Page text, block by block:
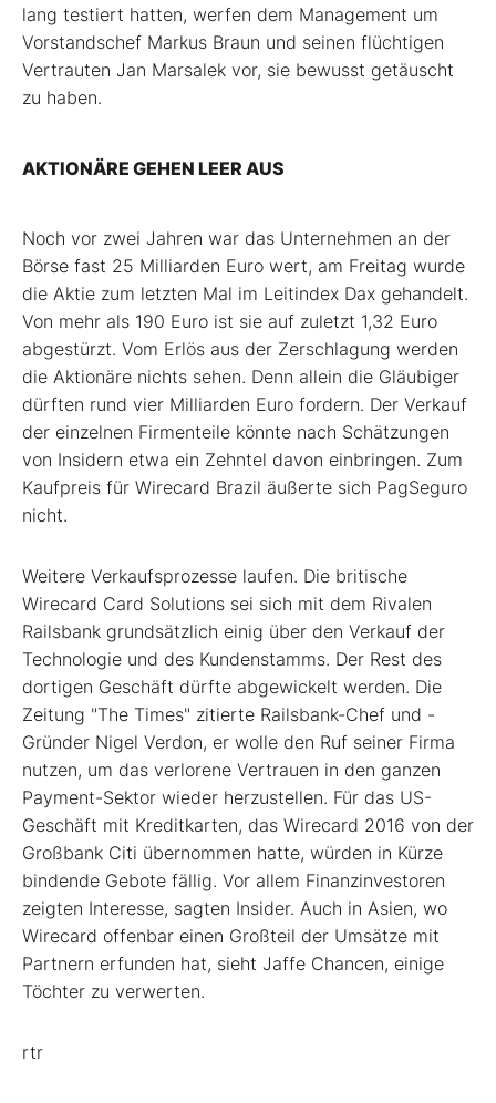
lang testiert hatten, werfen dem Management um
Vorstandschef Markus Braun und seinen flüchtigen
Vertrauten Jan Marsalek vor, sie bewusst getäuscht
zu haben.
AKTIONÄRE GEHEN LEER AUS
Noch vor zwei Jahren war das Unternehmen an der
Börse fast 25 Milliarden Euro wert, am Freitag wurde
die Aktie zum letzten Mal im Leitindex Dax gehandelt.
Von mehr als 190 Euro ist sie auf zuletzt 1,32 Euro
abgestürzt. Vom Erlös aus der Zerschlagung werden
die Aktionäre nichts sehen. Denn allein die Gläubiger
dürften rund vier Milliarden Euro fordern. Der Verkauf
der einzelnen Firmenteile könnte nach Schätzungen
von Insidern etwa ein Zehntel davon einbringen. Zum
Kaufpreis für Wirecard Brazil äußerte sich PagSeguro
nicht.
Weitere Verkaufsprozesse laufen. Die britische
Wirecard Card Solutions sei sich mit dem Rivalen
Railsbank grundsätzlich einig über den Verkauf der
Technologie und des Kundenstamms. Der Rest des
dortigen Geschäft dürfte abgewickelt werden. Die
Zeitung "The Times" zitierte Railsbank-Chef und -
Gründer Nigel Verdon, er wolle den Ruf seiner Firma
nutzen, um das verlorene Vertrauen in den ganzen
Payment-Sektor wieder herzustellen. Für das US-
Geschäft mit Kreditkarten, das Wirecard 2016 von der
Großbank Citi übernommen hatte, würden in Kürze
bindende Gebote fällig. Vor allem Finanzinvestoren
zeigten Interesse, sagten Insider. Auch in Asien, wo
Wirecard offenbar einen Großteil der Umsätze mit
Partnern erfunden hat, sieht Jaffe Chancen, einige
Töchter zu verwerten.
rtr